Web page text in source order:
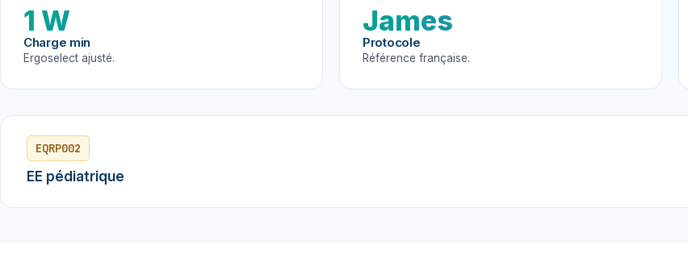
1 W
Charge min
Ergoselect ajusté.
James
Protocole
Référence française.
EQRP002
EE pédiatrique